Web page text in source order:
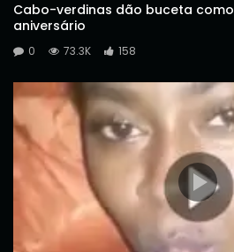
Cabo-verdinas dão buceta
aniversário
0 73.3K 158